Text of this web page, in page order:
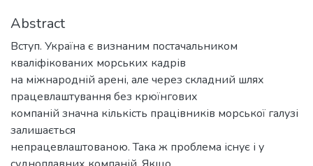
Abstract
Вступ. Україна є визнаним постачальником
кваліфікованих морських кадрів
на міжнародній арені, але через складний шлях
працевлаштування без крюїнгових
компаній значна кількість працівників морської галузі
залишається
непрацевлаштованою. Така ж проблема існує і у